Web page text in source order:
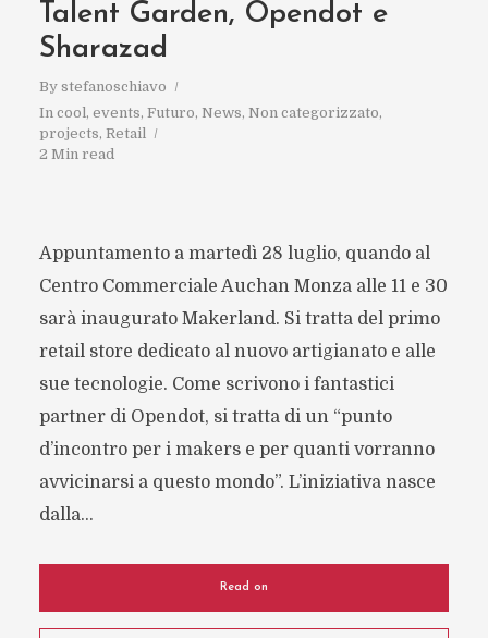
Talent Garden, Opendot e
Sharazad
By stefanoschiavo
In cool, events, Futuro, News, Non categorizzato,
projects, Retail
2 Min read
Appuntamento a martedì 28 luglio, quando al
Centro Commerciale Auchan Monza alle 11 e 30
sarà inaugurato Makerland. Si tratta del primo
retail store dedicato al nuovo artigianato e alle
sue tecnologie. Come scrivono i fantastici
partner di Opendot, si tratta di un “punto
d’incontro per i makers e per quanti vorranno
avvicinarsi a questo mondo”. L’iniziativa nasce
dalla...
Read on